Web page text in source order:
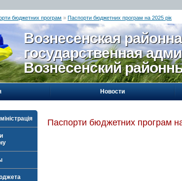
бюджетних програм » Паспорти бюджетних програм на 2025 рік
Вознесенская
государственная
Вознесенский
Новости
Паспорти бюджетних програм